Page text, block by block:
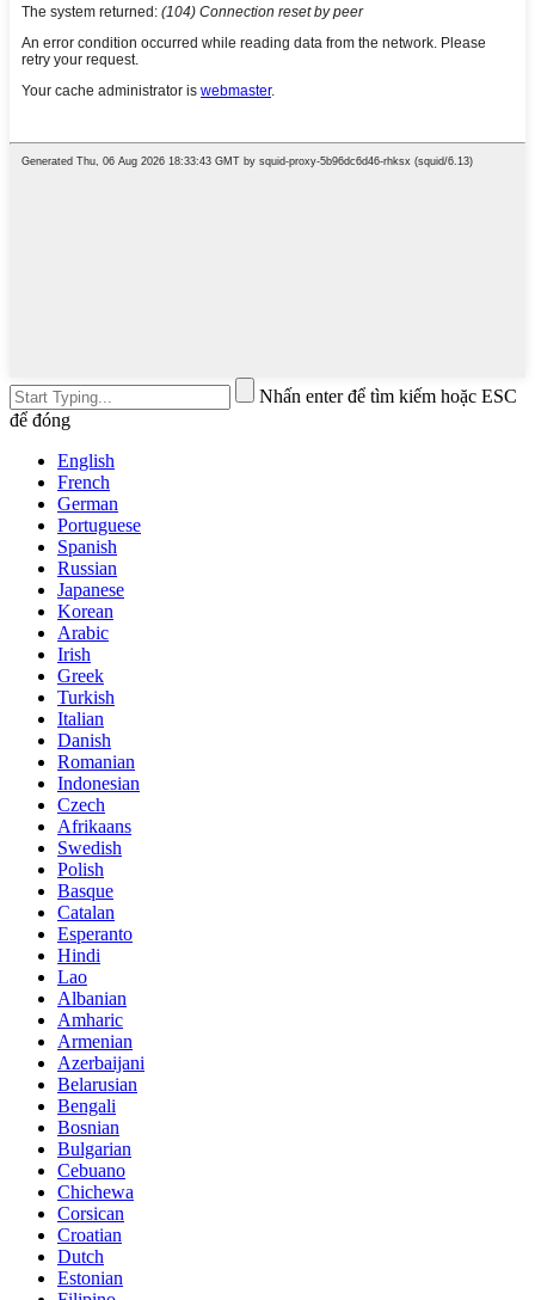
Nhấn enter để tìm kiếm hoặc ESC
để đóng
English
French
German
Portuguese
Spanish
Russian
Japanese
Korean
Arabic
Irish
Greek
Turkish
Italian
Danish
Romanian
Indonesian
Czech
Afrikaans
Swedish
Polish
Basque
Catalan
Esperanto
Hindi
Lao
Albanian
Amharic
Armenian
Azerbaijani
Belarusian
Bengali
Bosnian
Bulgarian
Cebuano
Chichewa
Corsican
Croatian
Dutch
Estonian